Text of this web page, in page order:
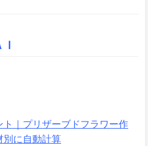
｜プリザーブドフラワー作
別に自動計算